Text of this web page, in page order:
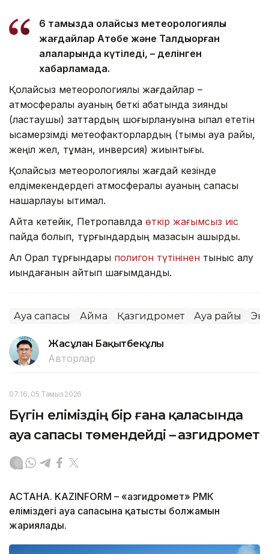
6 тамызда қолайсыз метеорологиялық
жағдайлар Ақтөбе және Талдықорған
қалаларында күтіледі, – делінген
хабарламада.
Қолайсыз метеорологиялық жағдайлар –
атмосфералық ауаның беткі қабатында зиянды
(ластаушы) заттардың шоғырлануына ықпал ететін
қысқамерзімді метеофакторлардың (тымық ауа райы,
жеңіл жел, тұман, инверсия) жиынтығы.
Қолайсыз метеорологиялық жағдай кезінде
елдімекендердегі атмосфералық ауаның сапасы
нашарлауы ықтимал.
Айта кетейік, Петропавлда өткір жағымсыз иіс
пайда болып, тұрғындардың мазасын қашырды.
Ал Орал тұрғындары полигон түтінінен тыныс алу
қиындағанын айтып шағымданды.
Ауа сапасы Аймақ Қазгидромет Ауа райы
Жасұлан Бақытбекұлы
Авторлар
07:16, 05 Тамыз 2026
Бүгін еліміздің бір ғана қаласында
ауа сапасы төмендейді – Қазгидромет
АСТАНА. KAZINFORM – «Қазгидромет» РМК
еліміздегі ауа сапасына қатысты болжамын
жариялады.